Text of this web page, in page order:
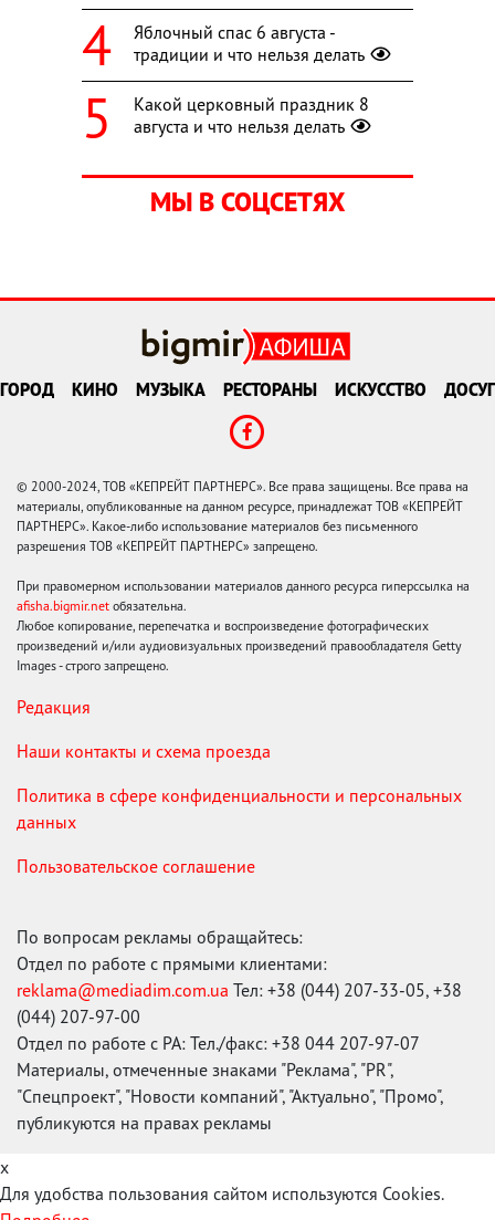
Яблочный спас 6 августа -
традиции и что нельзя делать
Какой церковный праздник 8
августа и что нельзя делать
МЫ В СОЦСЕТЯХ
ГОРОД КИНО МУЗЫКА РЕСТОРАНЫ ИСКУССТВО ДОСУГ
© 2000-2024, ТОВ «КЕПРЕЙТ ПАРТНЕРС». Все права защищены. Все права на
материалы, опубликованные на данном ресурсе, принадлежат ТОВ «КЕПРЕЙТ
ПАРТНЕРС». Какое-либо использование материалов без письменного
разрешения ТОВ «КЕПРЕЙТ ПАРТНЕРС» запрещено.
При правомерном использовании материалов данного ресурса гиперссылка на
afisha.bigmir.net обязательна.
Любое копирование, перепечатка и воспроизведение фотографических
произведений и/или аудиовизуальных произведений правообладателя Getty
Images - строго запрещено.
Редакция
Наши контакты и схема проезда
Политика в сфере конфиденциальности и персональных
данных
Пользовательское соглашение
По вопросам рекламы обращайтесь:
Отдел по работе с прямыми клиентами:
reklama@mediadim.com.ua Тел: +38 (044) 207-33-05, +38
(044) 207-97-00
Отдел по работе с РА: Тел./факс: +38 044 207-97-07
Материалы, отмеченные знаками "Реклама", "PR",
"Спецпроект", "Новости компаний", "Актуально", "Промо",
публикуются на правах рекламы
x
Для удобства пользования сайтом используются Cookies.